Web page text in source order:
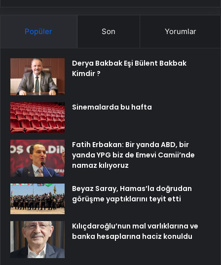
Popüler Son Yorumlar
Derya Bakbak Eşi Bülent Bakbak
Kimdir ?
Sinemalarda bu hafta
Fatih Erbakan: Bir yanda ABD, bir
yanda YPG biz de Emevi Camii’nde
namaz kılıyoruz
Beyaz Saray, Hamas’la doğrudan
görüşme yaptıklarını teyit etti
Kılıçdaroğlu’nun mal varlıklarına ve
banka hesaplarına haciz konuldu